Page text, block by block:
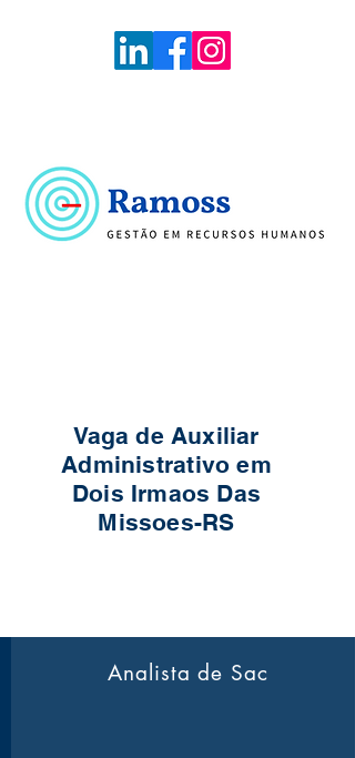
Vaga de Auxiliar
Administrativo em
Dois Irmaos Das
Missoes-RS
Analista de Sac